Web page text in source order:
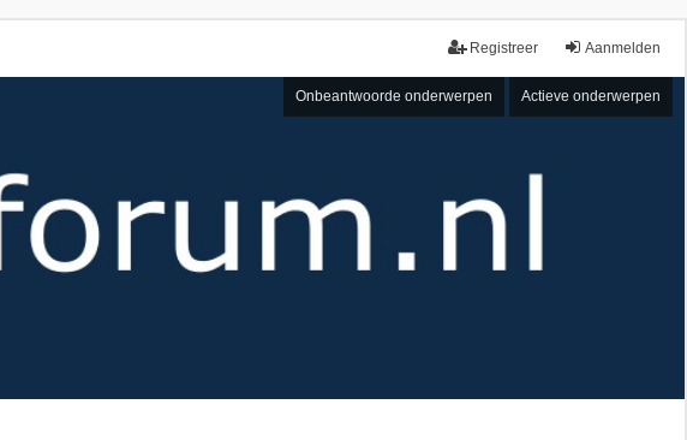
Aanmelden
Registreer
Onbeantwoorde onderwerpen Actieve onderwerpen